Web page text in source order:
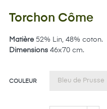
Torchon Côme
Matière52% Lin, 48% coton.
Dimensions 46x70 cm.
COULEUR